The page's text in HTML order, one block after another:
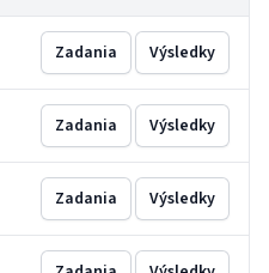
Zadania Výsledky
Zadania Výsledky
Zadania Výsledky